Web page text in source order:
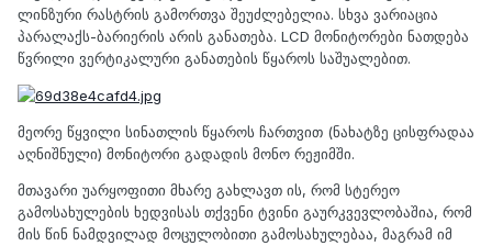
ლინზური რასტრის გამორთვა შეუძლებელია. სხვა ვარიაცია
პარალაქს-ბარიერის არის განათება. LCD მონიტორები ნათდება
წვრილი ვერტიკალური განათების წყაროს საშუალებით.
მეორე წყვილი სინათლის წყაროს ჩართვით (ნახატზე ცისფრადაა
აღნიშნული) მონიტორი გადადის მონო რეჟიმში.
მთავარი უარყოფითი მხარე გახლავთ ის, რომ სტერეო
გამოსახულების ხედვისას თქვენი ტვინი გაურკვევლობაშია, რომ
მის წინ ნამდვილად მოცულობითი გამოსახულებაა, მაგრამ იმ